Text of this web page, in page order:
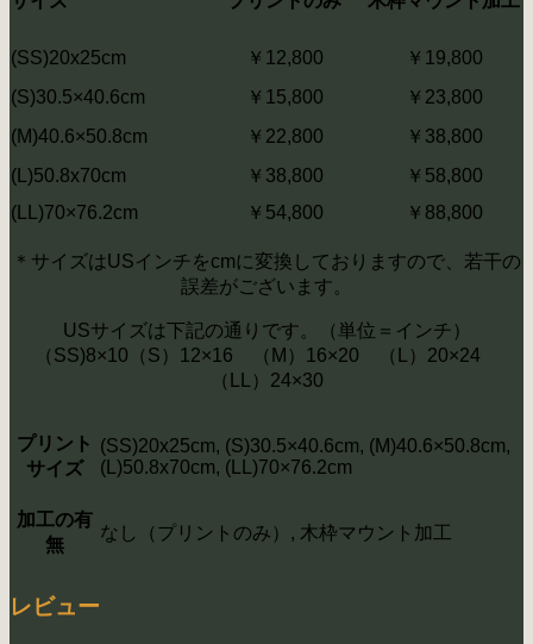
(SS)20x25cm ￥12,800
￥19,800
(S)30.5×40.6cm
￥15,800
￥23,800
(M)40.6×50.8cm
￥22,800
￥38,800
(L)50.8x70cm
￥38,800
￥58,800
(LL)70×76.2cm
￥54,800 ￥88,800
＊サイズはUSインチをcmに変換しておりますので、若干の
誤差がございます。
USサイズは下記の通りです。（単位＝インチ）
（SS)8×10（S）12×16 （M）16×20 （L）20×24
（LL）24×30
プリント
サイズ
(SS)20x25cm, (S)30.5×40.6cm, (M)40.6×50.8cm,
(L)50.8x70cm, (LL)70×76.2cm
加工の有
無
なし（プリントのみ）, 木枠マウント加工
レビュー